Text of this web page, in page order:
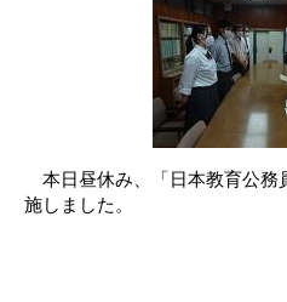
本日昼休み、「日本教育公務
施しました。